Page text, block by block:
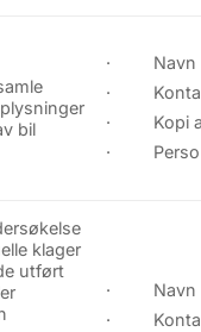
bil
· Navn
·
· Kopi
·
klager
utført
· Navn
·